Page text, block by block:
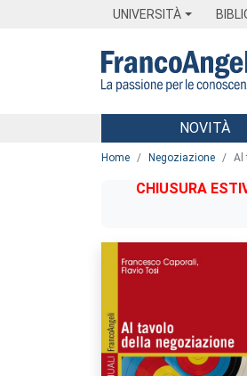
UNIVERSITÀ
Menu
NOVITÀ
Home Negoziazione Al
CHIUSURA